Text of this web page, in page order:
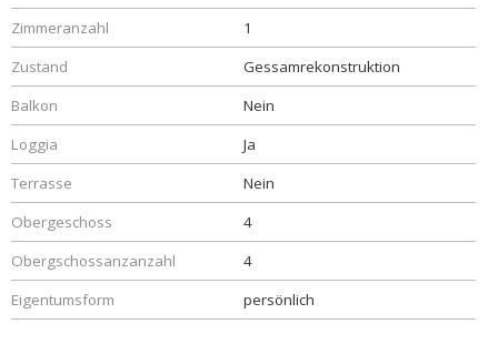
Zimmeranzahl
1
Zustand
Gessamrekonstruktion
Balkon
Nein
Loggia
Ja
Terrasse
Nein
Obergeschoss
4
Obergschossanzanzahl
4
Eigentumsform
persönlich